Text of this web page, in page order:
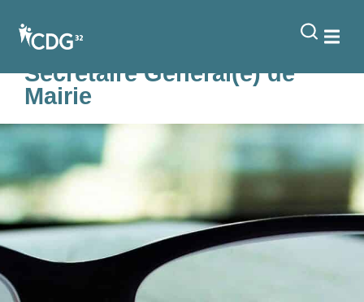
Clôture de la formation
2025 au métier de
Secrétaire Général(e) de
Mairie